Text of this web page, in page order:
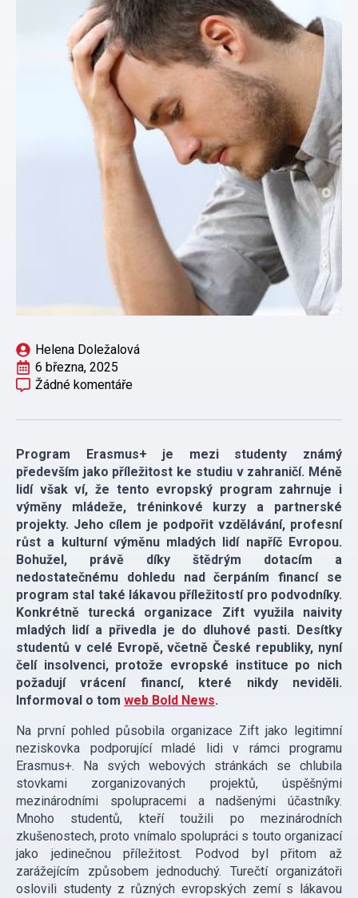
Helena Doležalová
6 března, 2025
Žádné komentáře
Program Erasmus+ je mezi studenty známý
především jako příležitost ke studiu v zahraničí. Méně
lidí však ví, že tento evropský program zahrnuje i
výměny mládeže, tréninkové kurzy a partnerské
projekty. Jeho cílem je podpořit vzdělávání, profesní
růst a kulturní výměnu mladých lidí napříč Evropou.
Bohužel, právě díky štědrým dotacím a
nedostatečnému dohledu nad čerpáním financí se
program stal také lákavou příležitostí pro podvodníky.
Konkrétně turecká organizace Zift využila naivity
mladých lidí a přivedla je do dluhové pasti. Desítky
studentů v celé Evropě, včetně České republiky, nyní
čelí insolvenci, protože evropské instituce po nich
požadují vrácení financí, které nikdy neviděli.
Informoval o tom web Bold News.
Na první pohled působila organizace Zift jako legitimní
neziskovka podporující mladé lidi v rámci programu
Erasmus+. Na svých webových stránkách se chlubila
stovkami zorganizovaných projektů, úspěšnými
mezinárodními spolupracemi a nadšenými účastníky.
Mnoho studentů, kteří toužili po mezinárodních
zkušenostech, proto vnímalo spolupráci s touto organizací
jako jedinečnou příležitost. Podvod byl přitom až
zarážejícím způsobem jednoduchý. Turečtí organizátoři
oslovili studenty z různých evropských zemí s lákavou